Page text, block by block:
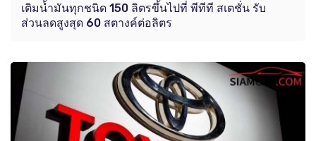
เติมน้ำมันทุกชนิด 150 ลิตรขึ้นไปที่ พีทีที สเตชั่น รับ
ส่วนลดสูงสุด 60 สตางค์ต่อลิตร